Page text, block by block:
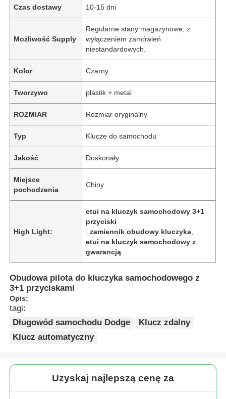
Czas dostawy 10-15 dni
Możliwość Supply
Regularne stany magazynowe, z
wyłączeniem zamówień
niestandardowych.
Kolor Czarny
Tworzywo plastik + metal
ROZMIAR Rozmiar oryginalny
Typ Klucze do samochodu
Jakość Doskonały
Miejsce
pochodzenia
Chiny
High Light:
etui na kluczyk samochodowy 3+1
przyciski
,zamiennik obudowy kluczyka
etui na kluczyk samochodowy z
gwarancją
Obudowa pilota do kluczyka samochodowego z
3+1 przyciskami
Opis:
tagi:
Długowód samochodu Dodge
Klucz zdalny
Klucz automatyczny
Uzyskaj najlepszą cenę za